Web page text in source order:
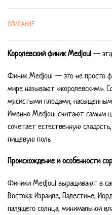
ОПИСАНИЕ
Королевский финик Medjoul—
Финик Medjoul — это не просто
мире называют «королевским».
мясистыми плодами,
Именно Medjoul считают самым
сочетает естественную
пищевую поль
Происхождение и особенности
Финики Medjoul выращивают в
Востока: Израиле, Палестине,
палящего солнца, минимальной